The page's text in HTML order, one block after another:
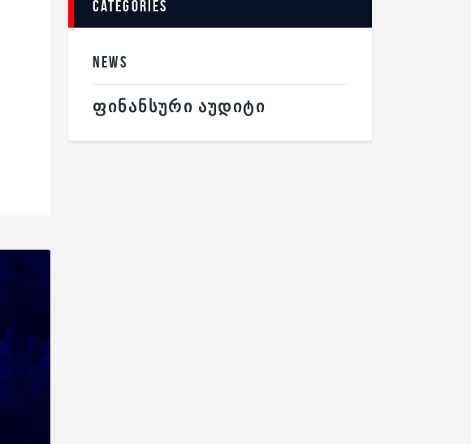
categories
NEWS
ᲤᲘᲜᲐᲜᲡᲣᲠᲘ ᲐᲣᲓᲘᲢᲘ